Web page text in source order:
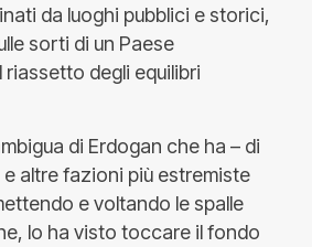
da luoghi pubblici e storici,
sorti di un Paese
degli equilibri
di Erdogan che ha – di
e altre fazioni più estremiste
e voltando le spalle
lo ha visto toccare il fondo